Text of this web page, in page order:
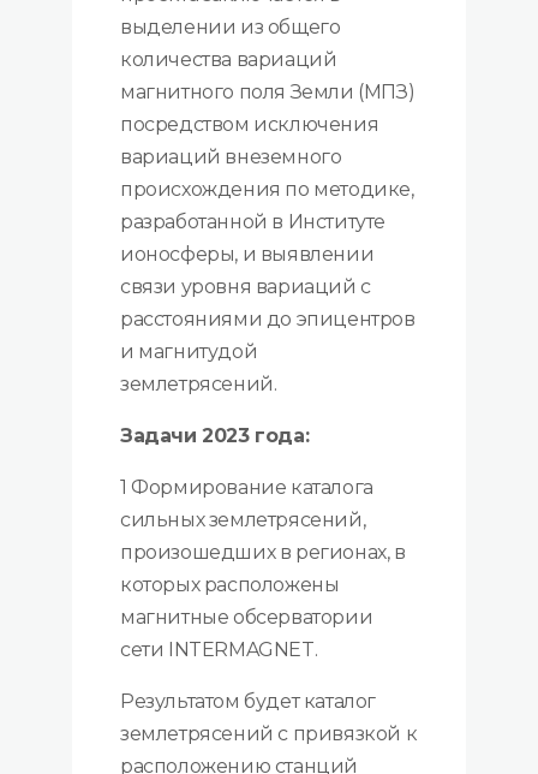
выделении из общего
количества вариаций
магнитного поля Земли (МПЗ)
посредством исключения
вариаций внеземного
происхождения по методике,
разработанной в Институте
ионосферы, и выявлении
связи уровня вариаций с
расстояниями до эпицентров
и магнитудой
землетрясений.
Задачи 2023 года:
1 Формирование каталога
сильных землетрясений,
произошедших в регионах, в
которых расположены
магнитные обсерватории
сети INTERMAGNET.
Результатом будет каталог
землетрясений с привязкой к
расположению станций